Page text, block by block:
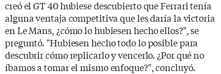
creó el GT 40 hubiese descubierto que Ferrari tenía
alguna ventaja competitiva que les daría la victoria
en Le Mans, ¿cómo lo hubiesen hecho ellos?", se
preguntó. "Hubiesen hecho todo lo posible para
descubrir cómo replicarlo y vencerlo. ¿Por qué no
íbamos a tomar el mismo enfoque?", concluyó.